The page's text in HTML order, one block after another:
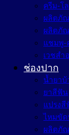
ครีม-โ
ผลิตภั
ผลิตภั
แชมพู-
เวชส
ช่องปาก
น้ำยา
ยาสีฟัน
แปรง
ไหมขั
ผลิตภั